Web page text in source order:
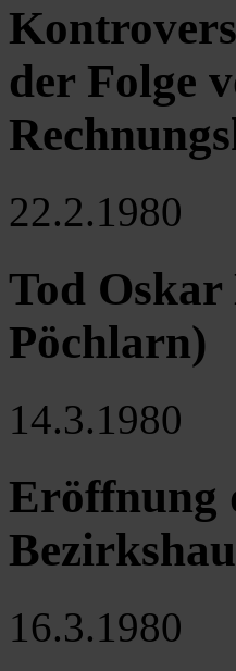
der Folge
22.2.1980
Tod Oskar
Pöchlarn)
14.3.1980
Eröffnung
16.3.1980